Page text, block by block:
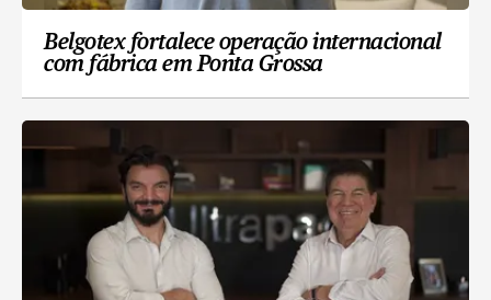
Belgotex fortalece operação internacional
com fábrica em Ponta Grossa